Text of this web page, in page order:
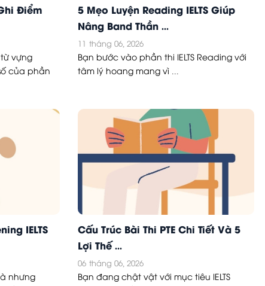
Điểm
vựng
của phần
5 Mẹo Luyện Reading IELTS Giúp
Nâng Band Thần ...
11 tháng 06, 2026
Bạn bước vào phần thi IELTS Reading với
tâm lý hoang mang vì ...
IELTS
nhưng
Cấu Trúc Bài Thi PTE Chi Tiết Và 5
Lợi Thế ...
06 tháng 06, 2026
Bạn đang chật vật với mục tiêu IELTS